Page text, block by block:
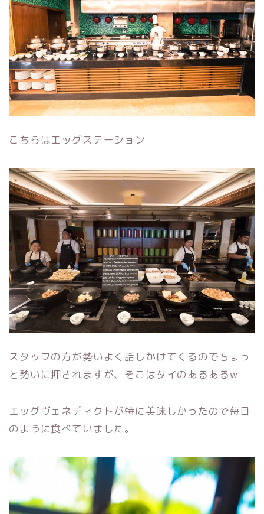
こちらはエッグステーション
スタッフの方が勢いよく話しかけてくるのでちょっ
と勢いに押されますが、そこはタイのあるあるw
エッグヴェネディクトが特に美味しかったので毎日
のように食べていました。